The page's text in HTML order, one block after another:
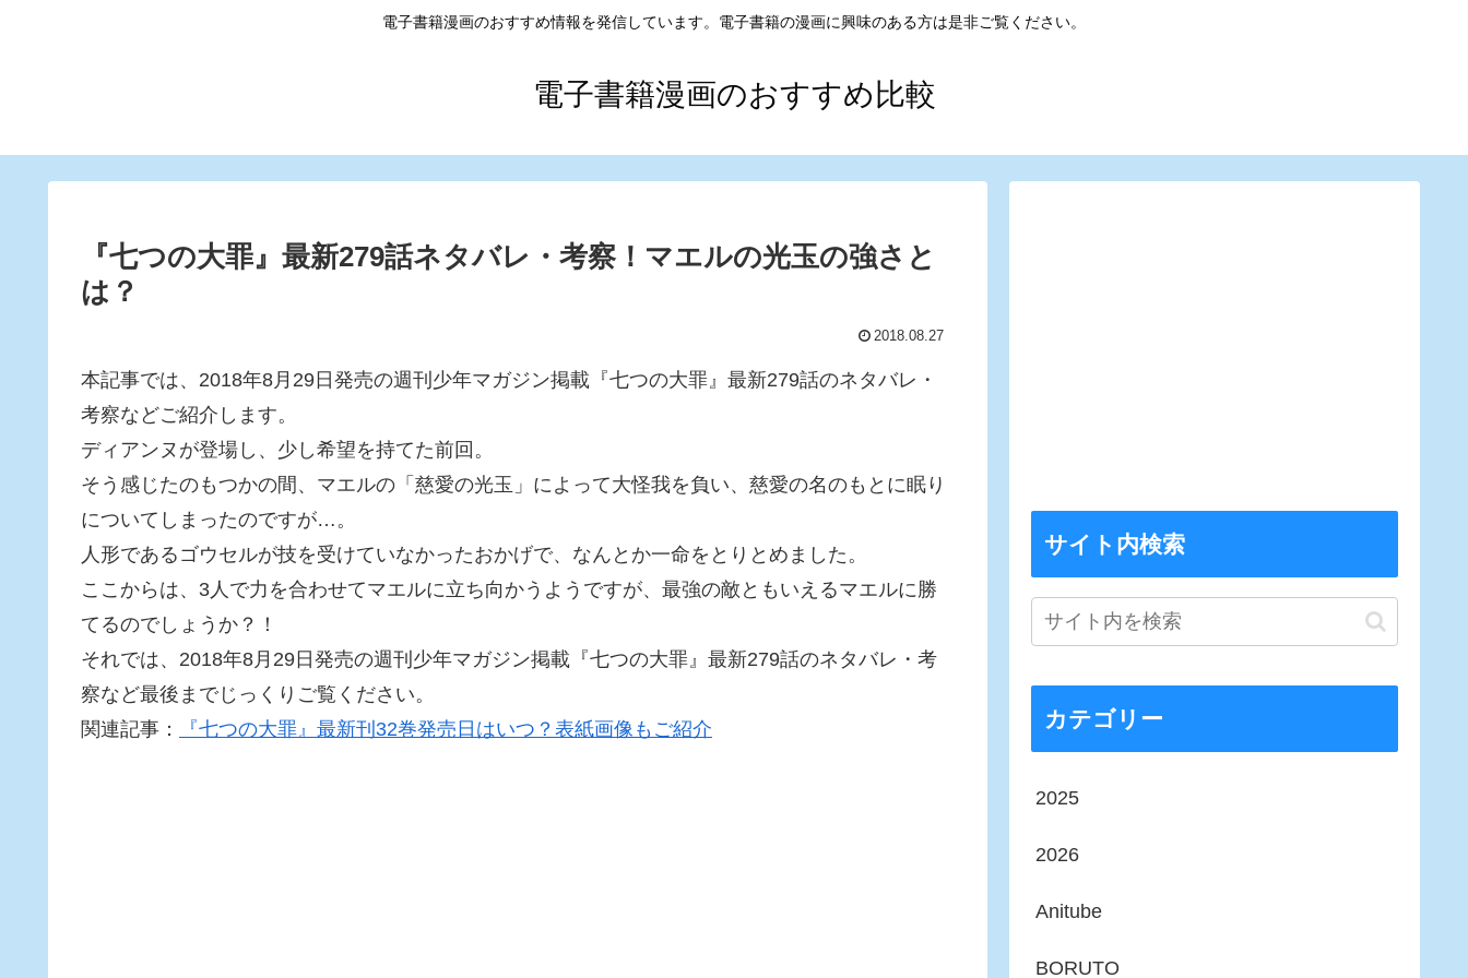
電子書籍漫画のおすすめ情報を発信しています。電子書籍の漫画に興味のある方は是非ご覧ください。
電子書籍漫画のおすすめ比較
『七つの大罪』最新279話ネタバレ・考察！マエルの光玉の強さと
は？
2018.08.27
本記事では、2018年8月29日発売の週刊少年マガジン掲載『七つの大罪』最新279話のネタバレ・
考察などご紹介します。
ディアンヌが登場し、少し希望を持てた前回。
そう感じたのもつかの間、マエルの「慈愛の光玉」によって大怪我を負い、慈愛の名のもとに眠り
についてしまったのですが…。
人形であるゴウセルが技を受けていなかったおかげで、なんとか一命をとりとめました。
ここからは、3人で力を合わせてマエルに立ち向かうようですが、最強の敵ともいえるマエルに勝
てるのでしょうか？！
それでは、2018年8月29日発売の週刊少年マガジン掲載『七つの大罪』最新279話のネタバレ・考
察など最後までじっくりご覧ください。
関連記事：
『七つの大罪』最新刊32巻発売日はいつ？表紙画像もご紹介
サイト内検索
カテゴリー
2025
2026
Anitube
BORUTO